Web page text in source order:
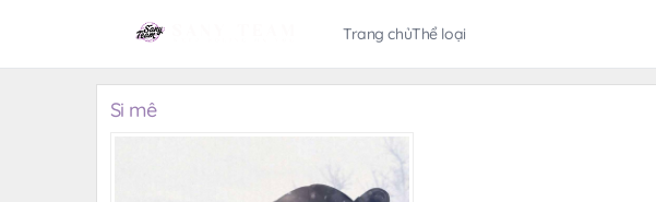
Trang chủThể loại
Si mê